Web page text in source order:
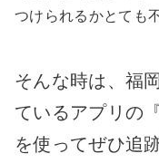
つけられるかとても
そんな時は、福
ているアプリの『
を使ってぜひ追